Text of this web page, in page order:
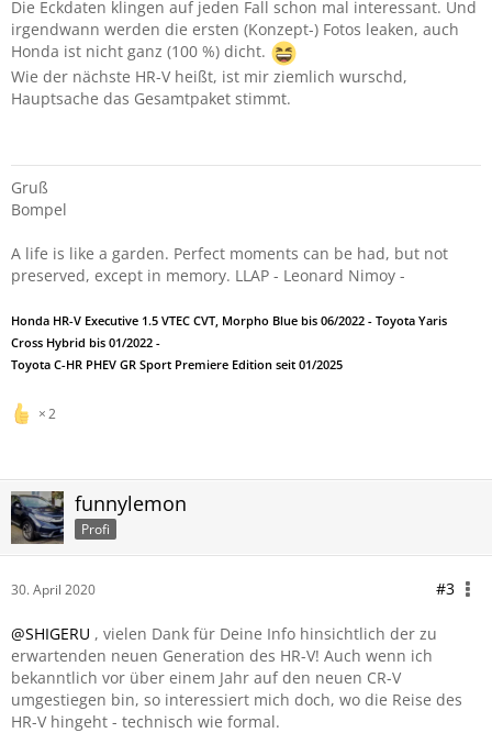
Die Eckdaten klingen auf jeden Fall schon mal interessant. Und
irgendwann werden die ersten (Konzept-) Fotos leaken, auch
Honda ist nicht ganz (100 %) dicht.
Wie der nächste HR-V heißt, ist mir ziemlich wurschd,
Hauptsache das Gesamtpaket stimmt.
Gruß
Bompel
A life is like a garden. Perfect moments can be had, but not
preserved, except in memory. LLAP - Leonard Nimoy -
Honda HR-V Executive 1.5 VTEC CVT, Morpho Blue bis 06/2022 - Toyota Yaris
Cross Hybrid bis 01/2022 -
Toyota C-HR PHEV GR Sport Premiere Edition seit 01/2025
2
funnylemon
Profi
30. April 2020 #3
@SHIGERU , vielen Dank für Deine Info hinsichtlich der zu
erwartenden neuen Generation des HR-V! Auch wenn ich
bekanntlich vor über einem Jahr auf den neuen CR-V
umgestiegen bin, so interessiert mich doch, wo die Reise des
HR-V hingeht - technisch wie formal.